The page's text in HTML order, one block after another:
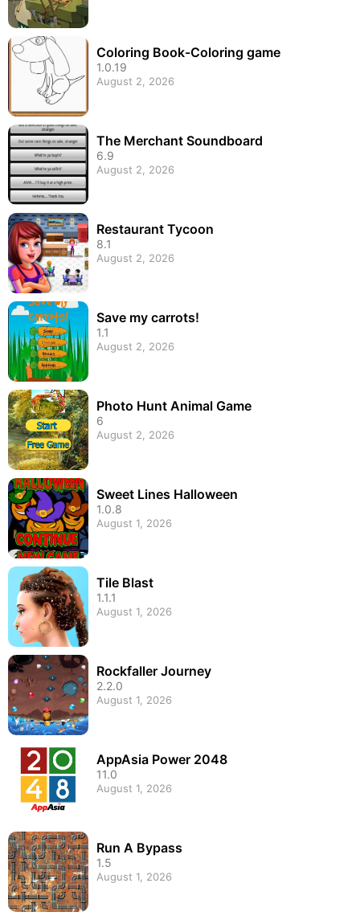
Coloring Book-Coloring game
1.0.19
August 2, 2026
The Merchant Soundboard
6.9
August 2, 2026
Restaurant Tycoon
8.1
August 2, 2026
Save my carrots!
1.1
August 2, 2026
Photo Hunt Animal Game
6
August 2, 2026
Sweet Lines Halloween
1.0.8
August 1, 2026
Tile Blast
1.1.1
August 1, 2026
Rockfaller Journey
2.2.0
August 1, 2026
AppAsia Power 2048
11.0
August 1, 2026
Run A Bypass
1.5
August 1, 2026